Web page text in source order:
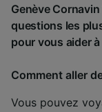
Genève
questions les
pour vous aider
Comment aller
Vous pouvez